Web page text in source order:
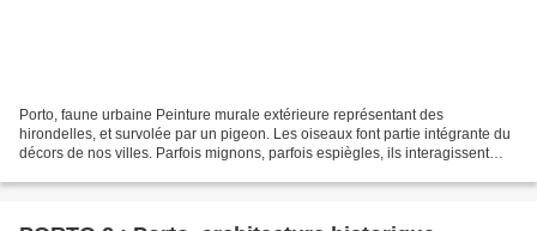
Porto, faune urbaine Peinture murale extérieure représentant des
hirondelles, et survolée par un pigeon. Les oiseaux font partie intégrante du
décors de nos villes. Parfois mignons, parfois espiègles, ils interagissent